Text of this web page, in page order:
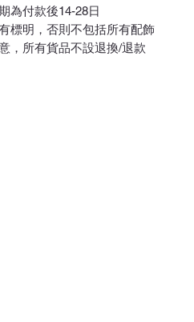
為付款後14-28日
標明，否則不包括所有配飾
，所有貨品不設退換/退款